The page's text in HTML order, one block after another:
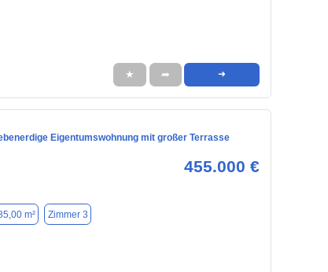
★ ➦ ➜
Eigentumswohnung mit großer Terrasse
455.000 €
m² Zimmer 3